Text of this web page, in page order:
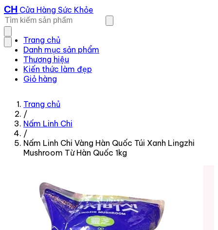
CH Cửa Hàng Sức Khỏe
Trang chủ
Danh mục sản phẩm
Thương hiệu
Kiến thức làm đẹp
Giỏ hàng
Trang chủ
/
Nấm Linh Chi
/
Nấm Linh Chi Vàng Hàn Quốc Túi Xanh Lingzhi
Mushroom Từ Hàn Quốc 1kg